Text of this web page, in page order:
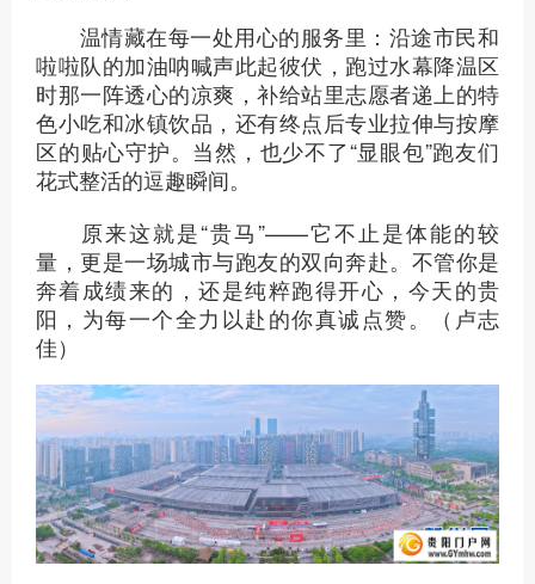
温情藏在每一处用心的服务里：沿途市民和
啦啦队的加油呐喊声此起彼伏，跑过水幕降温区
时那一阵透心的凉爽，补给站里志愿者递上的特
色小吃和冰镇饮品，还有终点后专业拉伸与按摩
区的贴心守护。当然，也少不了“显眼包”跑友们
花式整活的逗趣瞬间。
原来这就是“贵马”——它不止是体能的较
量，更是一场城市与跑友的双向奔赴。不管你是
奔着成绩来的，还是纯粹跑得开心，今天的贵
阳，为每一个全力以赴的你真诚点赞。（卢志
佳）